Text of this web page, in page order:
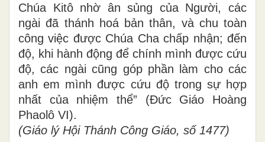
Chúa Kitô nhờ ân sủng của Người, các
ngài đã thánh hoá bản thân, và chu toàn
công việc được Chúa Cha chấp nhận; đến
độ, khi hành động để chính mình được cứu
độ, các ngài cũng góp phần làm cho các
anh em mình được cứu độ trong sự hợp
nhất của nhiệm thể” (Đức Giáo Hoàng
Phaolô VI).
(Giáo lý Hội Thánh Công Giáo, số 1477)